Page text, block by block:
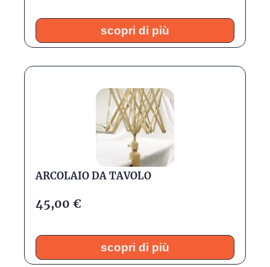
scopri di più
ARCOLAIO DA TAVOLO
45,00€
scopri di più